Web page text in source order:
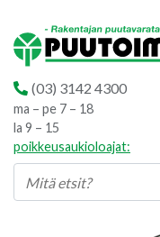
(03) 3142 4300
ma – pe 7 – 18
la 9 – 15
poikkeusaukioloajat: